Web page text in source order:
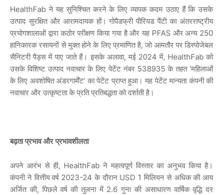
HealthFab ने यह सुनिश्चित करने के लिए व्यापक कदम उठाए हैं कि उसके
उत्पाद सुरक्षित और आरामदायक हों। गोपैडफ्री पीरियड पैंटी का अंतरराष्ट्रीय
प्रयोगशालाओं द्वारा कठोर परीक्षण किया गया है और यहPFAS और अन्य250
हानिकारक रसायनों से मुक्त होने के लिए प्रमाणित है,जो आमतौर पर डिस्पोजेबल
सैनिटरी पैड्स में पाए जाते हैं। इसके अलावा, मई2024 में, HealthFabको
उसके विशिष्ट उत्पाद नवाचार के लिए पेटेंट नंबर538935 के तहत‘महिलाओं
के लिए अवशोषित अंडरगार्मेंट’ का पेटेंट प्राप्त हुआ। यह पेटेंट मान्यता कंपनी की
नवाचार और उत्कृष्टता के प्रति प्रतिबद्धता को दर्शाती है।
बढ़ता प्रभाव और प्रभावशीलता
अपने आरंभ से ही, HealthFab ने महत्वपूर्ण विस्तार का अनुभव किया है।
कंपनी ने वित्तीय वर्ष2023-24 के दौरानUSD 1 मिलियन से अधिक की आय
अर्जित की, पिछले वर्ष की तुलना में2.6गुना की असाधारण वार्षिक वृद्धि दर